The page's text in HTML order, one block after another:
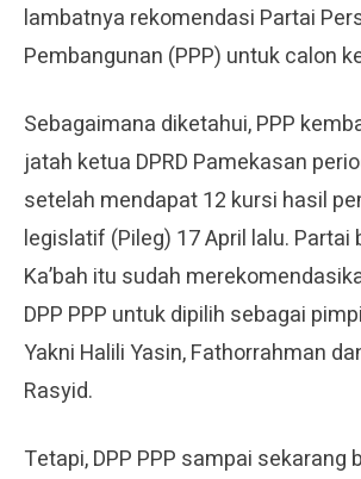
lambatnya rekomendasi Partai
Pembangunan (PPP) untuk calon
Sebagaimana diketahui, PPP
jatah ketua DPRD Pamekasan
setelah mendapat 12 kursi hasil
legislatif (Pileg) 17 April lalu. Partai
Ka’bah itu sudah
DPP PPP untuk dipilih sebagai
Yakni Halili Yasin, Fathorrahman
Rasyid.
Tetapi, DPP PPP sampai sekarang